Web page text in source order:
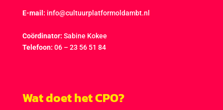
E-mail: info@cultuurplatformoldambt.nl
Coördinator: Sabine Kokee
Telefoon: 06 – 23 56 51 84
Wat doet het CPO?